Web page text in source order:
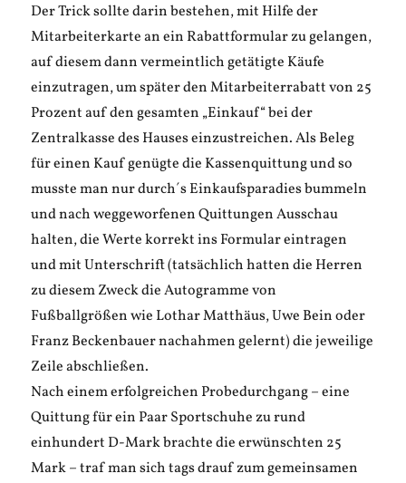
Der Trick sollte darin bestehen, mit Hilfe der
Mitarbeiterkarte an ein Rabattformular zu gelangen,
auf diesem dann vermeintlich getätigte Käufe
einzutragen, um später den Mitarbeiterrabatt von 25
Prozent auf den gesamten „Einkauf“ bei der
Zentralkasse des Hauses einzustreichen. Als Beleg
für einen Kauf genügte die Kassenquittung und so
musste man nur durch´s Einkaufsparadies bummeln
und nach weggeworfenen Quittungen Ausschau
halten, die Werte korrekt ins Formular eintragen
und mit Unterschrift (tatsächlich hatten die Herren
zu diesem Zweck die Autogramme von
Fußballgrößen wie Lothar Matthäus, Uwe Bein oder
Franz Beckenbauer nachahmen gelernt) die jeweilige
Zeile abschließen.
Nach einem erfolgreichen Probedurchgang – eine
Quittung für ein Paar Sportschuhe zu rund
einhundert D-Mark brachte die erwünschten 25
Mark – traf man sich tags drauf zum gemeinsamen